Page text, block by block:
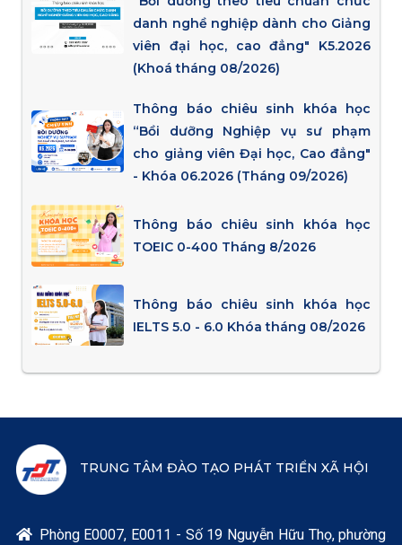
danh nghề nghiệp dành cho Giảng
viên đại học, cao đẳng" K5.2026
(Khoá tháng 08/2026)
Thông báo chiêu sinh khóa học
“Bồi dưỡng Nghiệp vụ sư phạm
cho giảng viên Đại học, Cao đẳng"
- Khóa 06.2026 (Tháng 09/2026)
Thông báo chiêu sinh khóa học
TOEIC 0-400 Tháng 8/2026
Thông báo chiêu sinh khóa học
IELTS 5.0 - 6.0 Khóa tháng 08/2026
TRUNG TÂM ĐÀO TẠO PHÁT TRIỂN XÃ HỘI

Phòng E0007, E0011 - Số 19 Nguyễn Hữu Thọ, phường